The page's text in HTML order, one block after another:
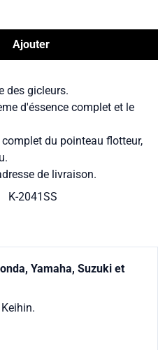
Ajouter
des gicleurs.
d'éssence complet et le
du pointeau flotteur,
de livraison.
K-2041SS
Yamaha, Suzuki et